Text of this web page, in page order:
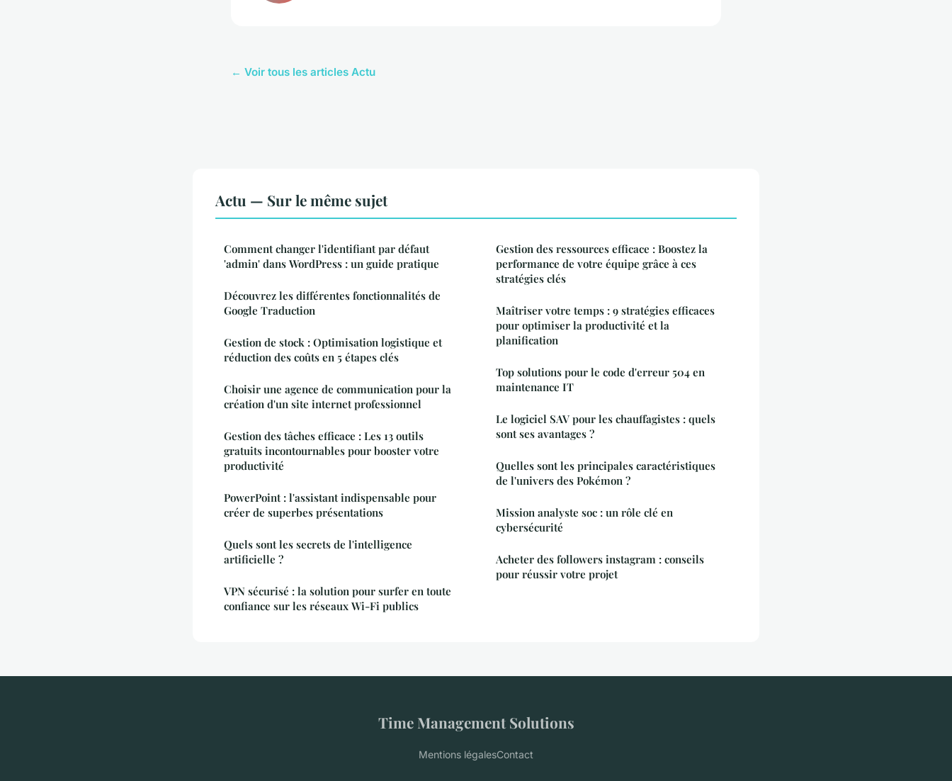
← Voir tous les articles Actu
Actu — Sur le même sujet
Comment changer l'identifiant par défaut
'admin' dans WordPress : un guide pratique
Découvrez les différentes fonctionnalités de
Google Traduction
Gestion de stock : Optimisation logistique et
réduction des coûts en 5 étapes clés
Choisir une agence de communication pour la
création d'un site internet professionnel
Gestion des tâches efficace : Les 13 outils
gratuits incontournables pour booster votre
productivité
PowerPoint : l'assistant indispensable pour
créer de superbes présentations
Quels sont les secrets de l'intelligence
artificielle ?
VPN sécurisé : la solution pour surfer en toute
confiance sur les réseaux Wi-Fi publics
Gestion des ressources efficace : Boostez la
performance de votre équipe grâce à ces
stratégies clés
Maîtriser votre temps : 9 stratégies efficaces
pour optimiser la productivité et la
planification
Top solutions pour le code d'erreur 504 en
maintenance IT
Le logiciel SAV pour les chauffagistes : quels
sont ses avantages ?
Quelles sont les principales caractéristiques
de l'univers des Pokémon ?
Mission analyste soc : un rôle clé en
cybersécurité
Acheter des followers instagram : conseils
pour réussir votre projet
Time Management Solutions
Mentions légalesContact